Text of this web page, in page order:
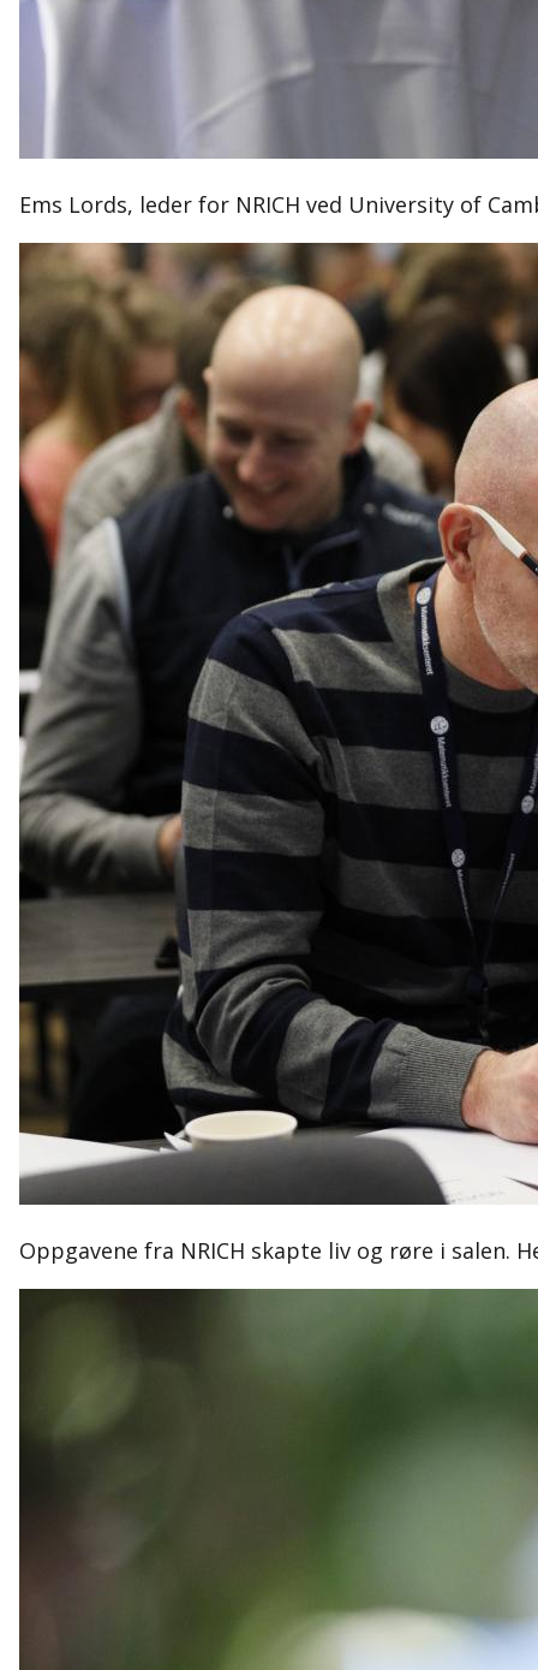
Ems Lords, leder for NRICH ved University of
Oppgavene fra NRICH skapte liv og røre i salen.